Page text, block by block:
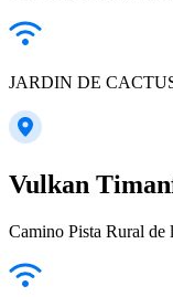
JARDIN DE
Vulkan
Camino Pista Rural de